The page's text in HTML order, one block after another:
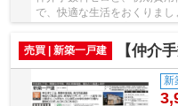
で、快適な生活をおくりま
売買 | 新築一戸建
【仲介手
新